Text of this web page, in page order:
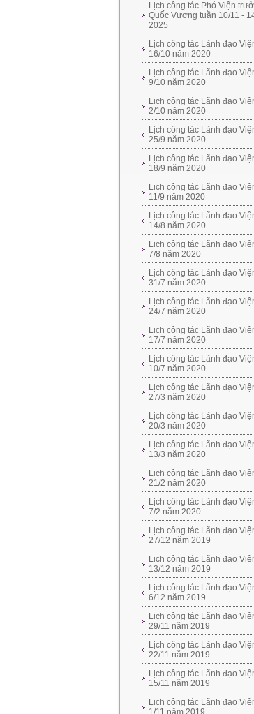
Lịch công tác Phó Viện
Quốc Vương tuần 10/11 -
2025
Lịch công tác Lãnh đạo
16/10 năm 2020
Lịch công tác Lãnh đạo
9/10 năm 2020
Lịch công tác Lãnh đạo
2/10 năm 2020
Lịch công tác Lãnh đạo
25/9 năm 2020
Lịch công tác Lãnh đạo
18/9 năm 2020
Lịch công tác Lãnh đạo
11/9 năm 2020
Lịch công tác Lãnh đạo
14/8 năm 2020
Lịch công tác Lãnh đạo
7/8 năm 2020
Lịch công tác Lãnh đạo
31/7 năm 2020
Lịch công tác Lãnh đạo
24/7 năm 2020
Lịch công tác Lãnh đạo
17/7 năm 2020
Lịch công tác Lãnh đạo
10/7 năm 2020
Lịch công tác Lãnh đạo
27/3 năm 2020
Lịch công tác Lãnh đạo
20/3 năm 2020
Lịch công tác Lãnh đạo
13/3 năm 2020
Lịch công tác Lãnh đạo
21/2 năm 2020
Lịch công tác Lãnh đạo
7/2 năm 2020
Lịch công tác Lãnh đạo
27/12 năm 2019
Lịch công tác Lãnh đạo
13/12 năm 2019
Lịch công tác Lãnh đạo
6/12 năm 2019
Lịch công tác Lãnh đạo
29/11 năm 2019
Lịch công tác Lãnh đạo
22/11 năm 2019
Lịch công tác Lãnh đạo
15/11 năm 2019
Lịch công tác Lãnh đạo
1/11 năm 2019